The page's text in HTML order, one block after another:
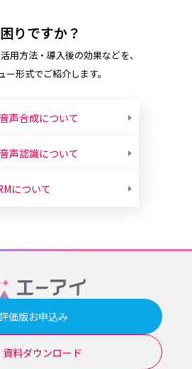
りですか？
用方法・導入後の効果などを、
ー形式でご紹介します。
声合成について
声認識について
について
価版お申込み
資料ダウンロード